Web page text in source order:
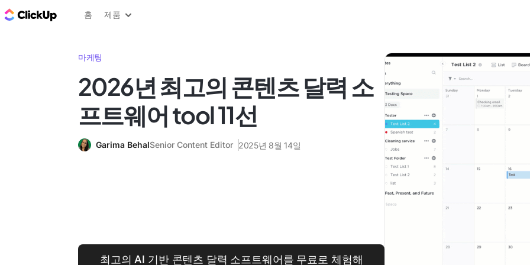
ClickUp 블로그
홈 제품
마케팅
2026년 최고의 콘텐츠 달력 소
프트웨어 tool 11선
Garima BehalSenior Content Editor 2025년 8월 14일
최고의 AI 기반 콘텐츠 달력 소프트웨어를 무료로 체험해